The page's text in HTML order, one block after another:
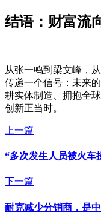
结语：财富流
从张一鸣到梁文峰，
传递一个信号：未来
耕实体制造、拥抱全
创新正当时。
上一篇
“多次发生人员被火车
下一篇
耐克减少分销商，是